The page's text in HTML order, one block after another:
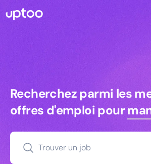
Recherchez parmi les
Recherchez parmi les
offres d'emploi pour
Trouver un job